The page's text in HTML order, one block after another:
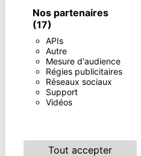
Nos partenaires
(17)
APIs
Autre
Mesure d'audience
Régies publicitaires
Réseaux sociaux
Support
Vidéos
Tout accepter
En cochant
** Les données
d’effacement, de
sort de vos
pendant la période